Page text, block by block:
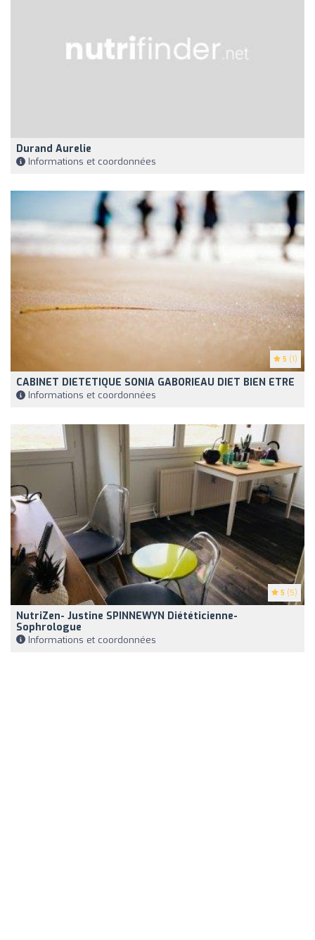
Durand Aurelie
Informations et coordonnées
5 (1)
CABINET DIETETIQUE SONIA GABORIEAU DIET BIEN ETRE
Informations et coordonnées
5 (5)
NutriZen- Justine SPINNEWYN Diététicienne-
Sophrologue
Informations et coordonnées